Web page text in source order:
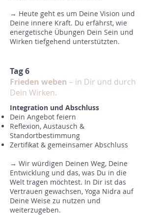
→ Heute geht es um Deine Vision und
Deine innere Kraft. Du erfährst, wie
energetische Übungen Dein Sein und
Wirken tiefgehend unterstützten.
Tag 6
Frieden weben – in Dir und durch
Dein Wirken.
Integration und Abschluss
Dein Angebot feiern
Reflexion, Austausch &
Standortbestimmung
Zertifikat & gemeinsamer Abschluss
→ Wir würdigen Deinen Weg, Deine
Entwicklung und das, was Du in die
Welt tragen möchtest. In Dir ist das
Vertrauen gewachsen, Yoga Nidra auf
Deine Weise zu nutzen und
weiterzugeben.